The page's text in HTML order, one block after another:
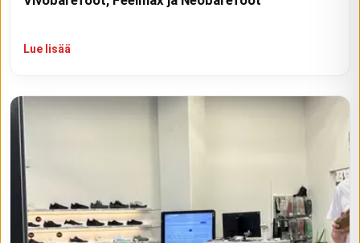
Lue lisää